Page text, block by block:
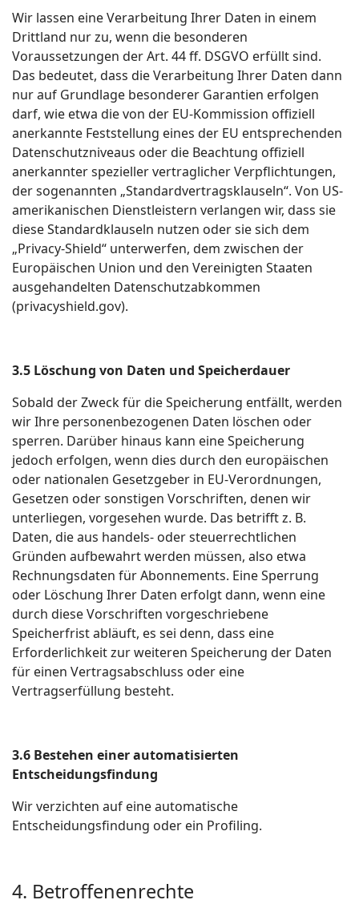
Wir lassen eine Verarbeitung Ihrer Daten in einem
Drittland nur zu, wenn die besonderen
Voraussetzungen der Art. 44 ff. DSGVO erfüllt sind.
Das bedeutet, dass die Verarbeitung Ihrer Daten dann
nur auf Grundlage besonderer Garantien erfolgen
darf, wie etwa die von der EU-Kommission offiziell
anerkannte Feststellung eines der EU entsprechenden
Datenschutzniveaus oder die Beachtung offiziell
anerkannter spezieller vertraglicher Verpflichtungen,
der sogenannten „Standardvertragsklauseln“. Von US-
amerikanischen Dienstleistern verlangen wir, dass sie
diese Standardklauseln nutzen oder sie sich dem
„Privacy-Shield“ unterwerfen, dem zwischen der
Europäischen Union und den Vereinigten Staaten
ausgehandelten Datenschutzabkommen
(privacyshield.gov).
3.5 Löschung von Daten und Speicherdauer
Sobald der Zweck für die Speicherung entfällt, werden
wir Ihre personenbezogenen Daten löschen oder
sperren. Darüber hinaus kann eine Speicherung
jedoch erfolgen, wenn dies durch den europäischen
oder nationalen Gesetzgeber in EU-Verordnungen,
Gesetzen oder sonstigen Vorschriften, denen wir
unterliegen, vorgesehen wurde. Das betrifft z. B.
Daten, die aus handels- oder steuerrechtlichen
Gründen aufbewahrt werden müssen, also etwa
Rechnungsdaten für Abonnements. Eine Sperrung
oder Löschung Ihrer Daten erfolgt dann, wenn eine
durch diese Vorschriften vorgeschriebene
Speicherfrist abläuft, es sei denn, dass eine
Erforderlichkeit zur weiteren Speicherung der Daten
für einen Vertragsabschluss oder eine
Vertragserfüllung besteht.
3.6 Bestehen einer automatisierten
Entscheidungsfindung
Wir verzichten auf eine automatische
Entscheidungsfindung oder ein Profiling.
4. Betroffenenrechte